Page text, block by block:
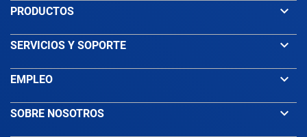
PRODUCTOS keyboard_arrow_down
SERVICIOS Y SOPORTE keyboard_arrow_down
EMPLEO keyboard_arrow_down
SOBRE NOSOTROS keyboard_arrow_down